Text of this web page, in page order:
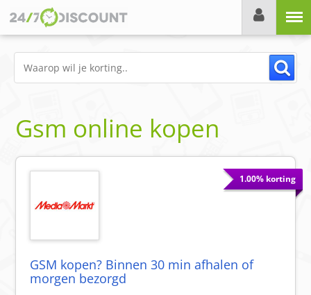
Gsm online kopen
1.00% korting
GSM kopen? Binnen 30 min afhalen of
morgen bezorgd